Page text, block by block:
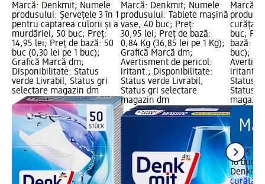
Marcă: Denkmit; Numele
produsului: Șervețele 3 în 1
pentru captarea culorii și a
murdăriei, 50 buc; Preț:
14,95 lei; Preț de bază: 50
buc (0,30 lei pe 1 buc);
Grafică Marcă dm;
Disponibilitate: Status
verde Livrabil, Status gri
selectare magazin dm
Marcă: Denkmit; Numele
produsului: Tablete mașină
vase, 40 buc; Preț:
30,95 lei; Preț de bază:
0,84 Kg (36,85 lei pe 1 Kg);
Grafică Marcă dm;
Avertisment de pericol:
iritant.; Disponibilitate:
Status verde Livrabil,
Status gri selectare
magazin dm
Marcă:
curățare
buc;
bază:
buc);
iritant.;
Status
Status
10,95 lei
16 buc
Denkmit
curățare